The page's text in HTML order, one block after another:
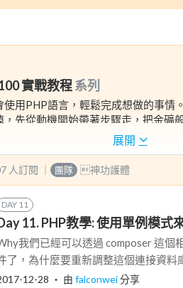
實戰教程系列
用PHP語言，輕鬆完成想做的事情。
先從動機開始帶著步驟走，把金礦
重要的是學會如何獨立思考，
展開
人訂閱 團隊 神功護體
DAY 11
11. PHP教學: 使用單例模式
我們已經可以透過 composer 這個
了，為什麼要重新調整這個連接資料
12-28 ‧ 由 falconwei分享